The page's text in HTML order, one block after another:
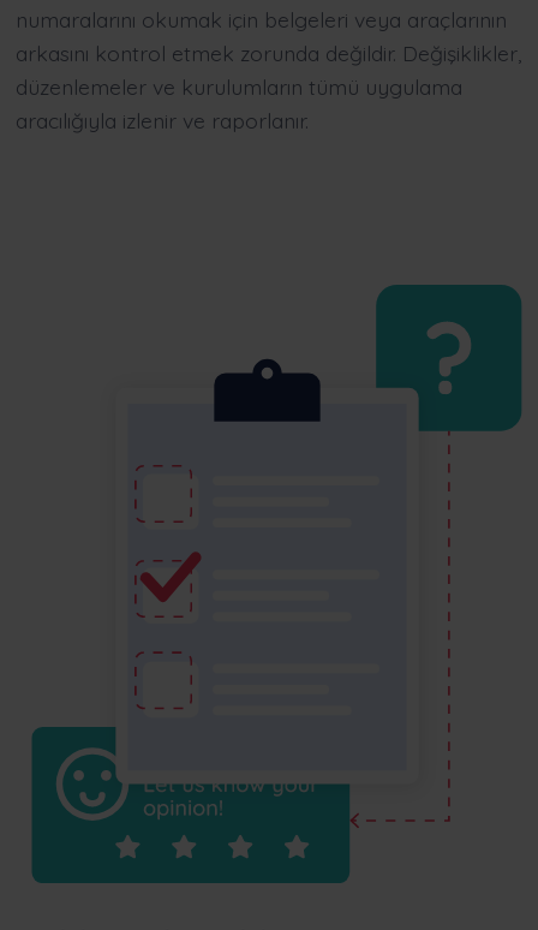
numaralarını okumak için belgeleri veya araçlarının
arkasını kontrol etmek zorunda değildir. Değişiklikler,
düzenlemeler ve kurulumların tümü uygulama
aracılığıyla izlenir ve raporlanır.